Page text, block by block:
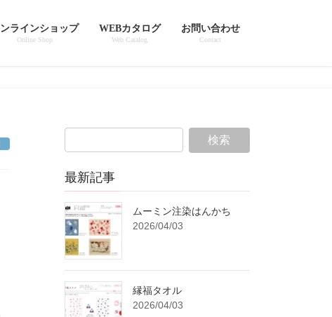
ラインショップ
Online Shop
WEBカタログ
Web Catalog
お問い合わせ
Contact
最新記事
ムーミン注染はんかち
2026/04/03
縁福タオル
2026/04/03